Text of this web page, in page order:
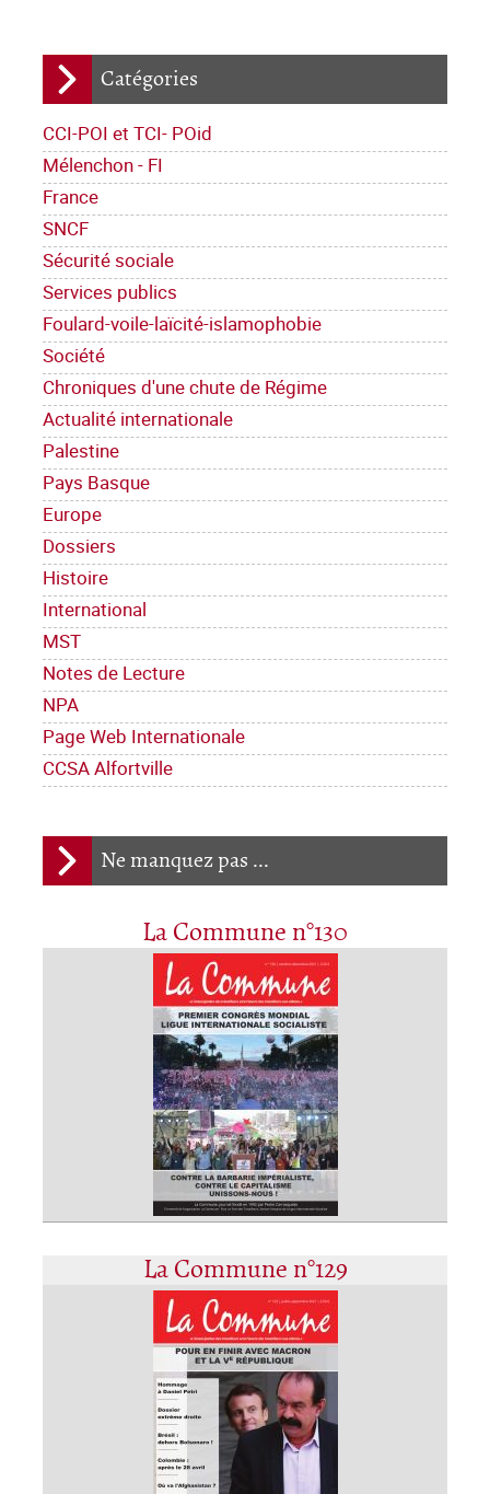
Catégories
CCI-POI et TCI- POid
Mélenchon - FI
France
SNCF
Sécurité sociale
Services publics
Foulard-voile-laïcité-islamophobie
Société
Chroniques d'une chute de Régime
Actualité internationale
Palestine
Pays Basque
Europe
Dossiers
Histoire
International
MST
Notes de Lecture
NPA
Page Web Internationale
CCSA Alfortville
Ne manquez pas ...
La Commune n°130
La Commune n°129